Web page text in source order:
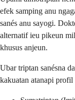
efek samping anu
sanés anu sayogi.
alternatif ieu pikeun
khusus anjeun.
Ubar triptan sanésna
kakuatan atanapi